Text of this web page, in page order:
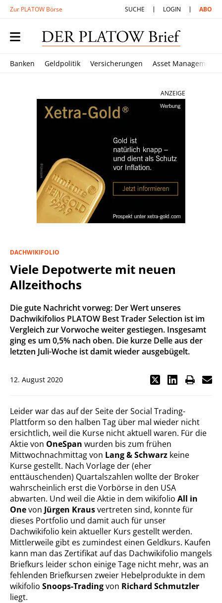
Zur PLATOW Börse SUCHE LOGIN ABO
Banken Geldpolitik Versicherungen Asset Management
ANZEIGE
DACHWIKIFOLIO
Viele Depotwerte mit neuen
Allzeithochs
Die gute Nachricht vorweg: Der Wert unseres
Dachwikifolios PLATOW Best Trader Selection ist im
Vergleich zur Vorwoche weiter gestiegen. Insgesamt
ging es um 0,5% nach oben. Die kurze Delle aus der
letzten Juli-Woche ist damit wieder ausgebügelt.
12. August 2020
Leider war das auf der Seite der Social Trading-
Plattform so den halben Tag über mal wieder nicht
ersichtlich, weil die Kurse nicht aktuell waren. Für die
Aktie von OneSpan wurden bis zum frühen
Mittwochnachmittag von Lang & Schwarz keine
Kurse gestellt. Nach Vorlage der (eher
enttäuschenden) Quartalszahlen wollte der Broker
wahrscheinlich erst die Vorbörse in den USA
abwarten. Und weil die Aktie in dem wikifolio All in
Onevon Jürgen Krausvertreten sind, konnte für
dieses Portfolio und damit auch für unser
Dachwikifolio kein aktueller Kurs gestellt werden.
Mittlerweile gibt es zumindest einen Geldkurs. Kaufen
kann man das Zertifikat auf das Dachwikifolio mangels
Briefkurs leider schon einige Tage nicht mehr, was an
fehlenden Briefkursen zweier Hebelprodukte in dem
wikifolio Snoops-Tradingvon Richard Schmutzler
liegt.